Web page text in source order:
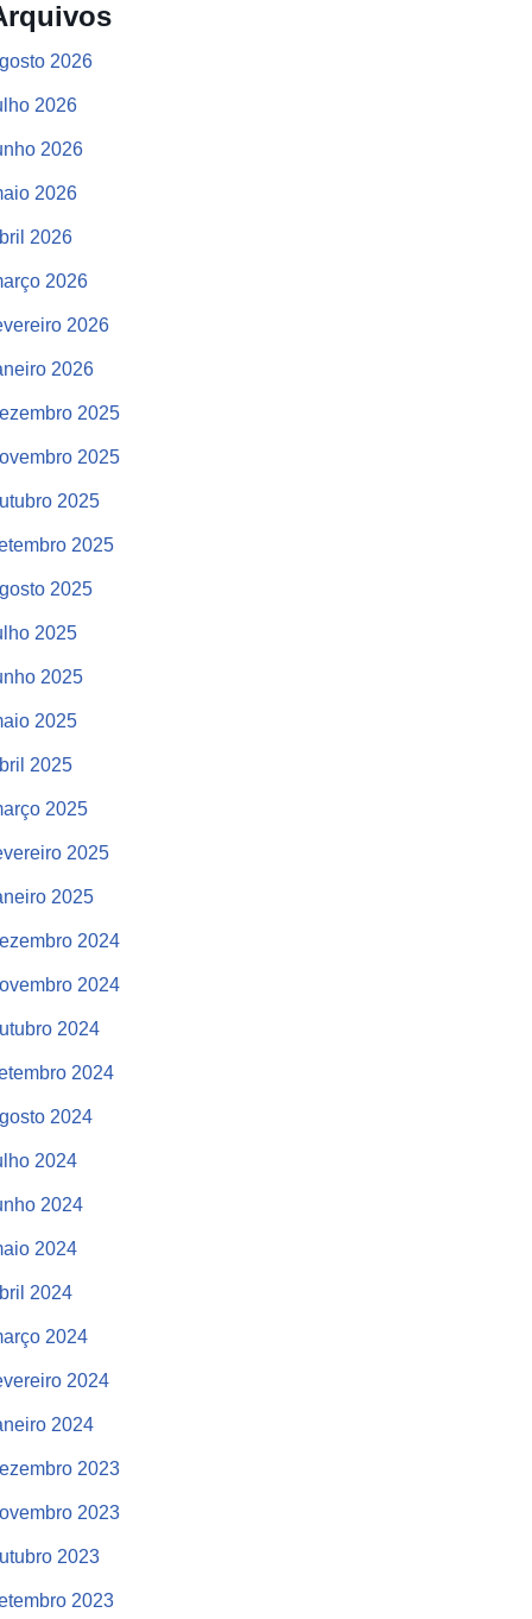
2026
2026
2026
2026
2026
2026
2026
2026
2025
2025
2025
2025
2025
2025
2025
2025
2025
2025
2025
2025
2024
2024
2024
2024
2024
2024
2024
2024
2024
2024
2024
2024
2023
2023
2023
2023